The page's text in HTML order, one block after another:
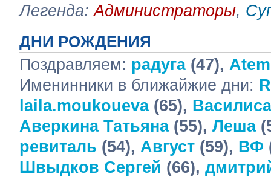
Легенда:Администраторы,
ДНИ РОЖДЕНИЯ
Поздравляем: радуга(47),
Именинники в ближайжие дни:
laila.moukoueva(65), Василиса
Аверкина Татьяна(55), Леша
ревиталь (54), Август (59), ВФ
Швыдков Сергей (66),